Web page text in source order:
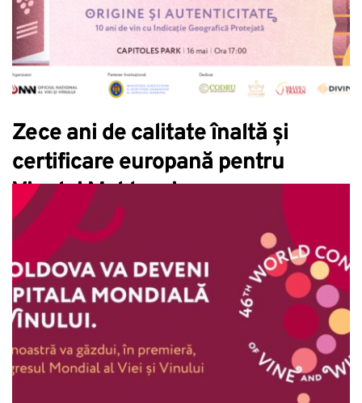
Zece ani de calitate înaltă și
certificare europană pentru
Vinului Moldovei.